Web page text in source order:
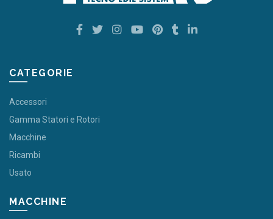
CATEGORIE
Accessori
Gamma Statori e Rotori
Macchine
Ricambi
Usato
MACCHINE